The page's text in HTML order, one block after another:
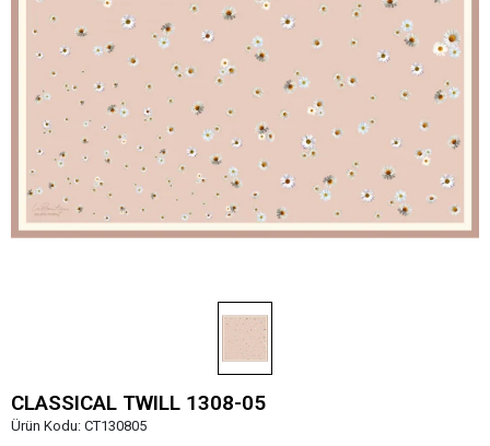
CLASSICAL TWILL 1308-05
Ürün Kodu: CT130805